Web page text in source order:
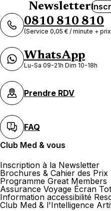
Newsletter
0810 810 810
(Service 0,05 € / minute +
WhatsApp
Lu-Sa 09-21h Dim 10-18h
Prendre RDV
FAQ
Club Med & vous
Inscription à la Newsletter
Brochures & Cahier des Prix
Programme Great Members
Assurance Voyage Écran
Information accessibilité
Club Med & l'Intelligence